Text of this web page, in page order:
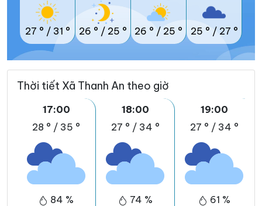
27 ° / 31 ° 26 ° / 25 ° 26 ° / 25 ° 25 ° / 27 °
Thời tiết Xã Thanh An theo giờ
17:00
28 ° / 35 °
84 %
18:00
27 ° / 34 °
74 %
19:00
27 ° / 34 °
61 %